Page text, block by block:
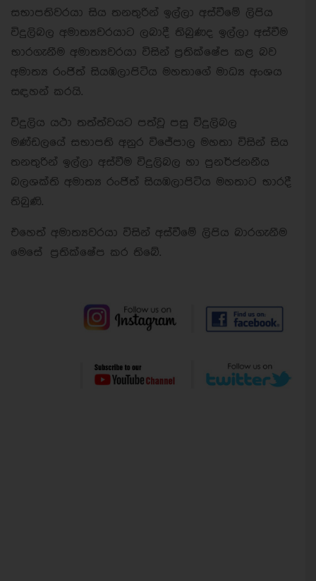
සභාපතිවරයා සිය තනතුරින් ඉල්ලා අස්වීමේ ලිපිය
විදුලිබල අමාත්‍යවරයාට ලබාදී තිබුණද ඉල්ලා අස්වීම
භාරගැනීම අමාත්‍යවරයා විසින් ප්‍රතික්ෂේප කළ බව
අමාත්‍ය රංජිත් සියඹලාපිටිය මහතාගේ මාධ්‍ය අංශය
සඳහන් කරයි.
විදුලිය යථා තත්ත්වයට පත්වූ පසු විදුලිබල
මණ්ඩලයේ සභාපති අනුර විජේපාල මහතා විසින් සිය
තනතුරින් ඉල්ලා අස්වීම විදුලිබල හා පුනර්ජනනීය
බලශක්ති අමාත්‍ය රංජිත් සියඹලාපිටිය මහතාට භාරදී
තිබුණි.
එහෙත් අමාත්‍යවරයා විසින් අස්වීමේ ලිපිය බාරගැනීම
මෙසේ ප්‍රතික්ෂේප කර තිබේ.